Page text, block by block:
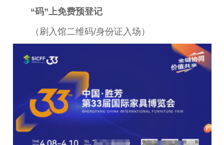
“码”上免费预登记
（刷入馆二维码/身份证入场）